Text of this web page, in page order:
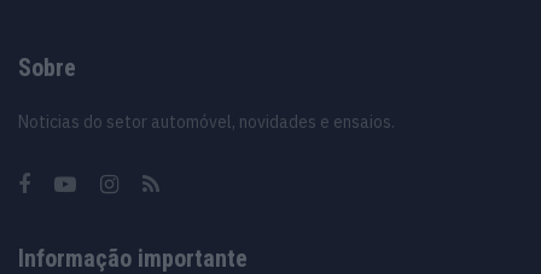
Sobre
Noticias do setor automóvel, novidades e ensaios.
Informação importante